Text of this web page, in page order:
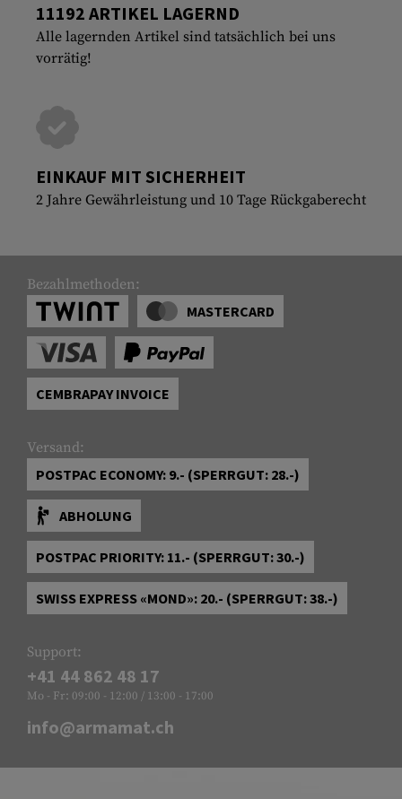
11192 ARTIKEL LAGERND
Alle lagernden Artikel sind tatsächlich bei uns
vorrätig!
EINKAUF MIT SICHERHEIT
2 Jahre Gewährleistung und 10 Tage Rückgaberecht
Bezahlmethoden:
MASTERCARD
CEMBRAPAY INVOICE
Versand:
POSTPAC ECONOMY: 9.- (SPERRGUT: 28.-)
ABHOLUNG
POSTPAC PRIORITY: 11.- (SPERRGUT: 30.-)
SWISS EXPRESS «MOND»: 20.- (SPERRGUT: 38.-)
Support:
+41 44 862 48 17
Mo - Fr: 09:00 - 12:00 / 13:00 - 17:00
info@armamat.ch